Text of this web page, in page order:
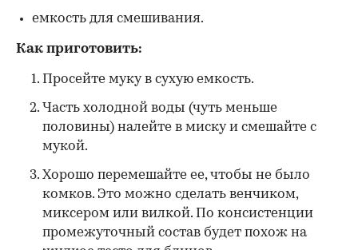
емкость для смешивания.
Как приготовить:
Просейте муку в сухую емкость.
Часть холодной воды (чуть меньше
половины) налейте в миску и смешайте с
мукой.
Хорошо перемешайте ее, чтобы не было
комков. Это можно сделать венчиком,
миксером или вилкой. По консистенции
промежуточный состав будет похож на